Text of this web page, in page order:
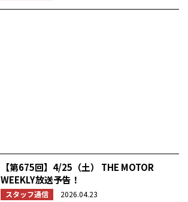
【第675回】4/25（土） THE MOTOR
WEEKLY放送予告！
スタッフ通信 2026.04.23